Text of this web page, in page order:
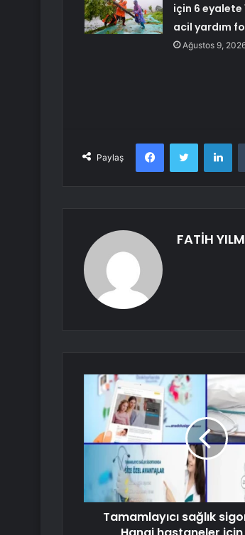
için 6 eyalete
acil yardım
Ağustos 9,
Paylaş
FacebookTwitter
FATİH
Tamamlayıcı sağlık